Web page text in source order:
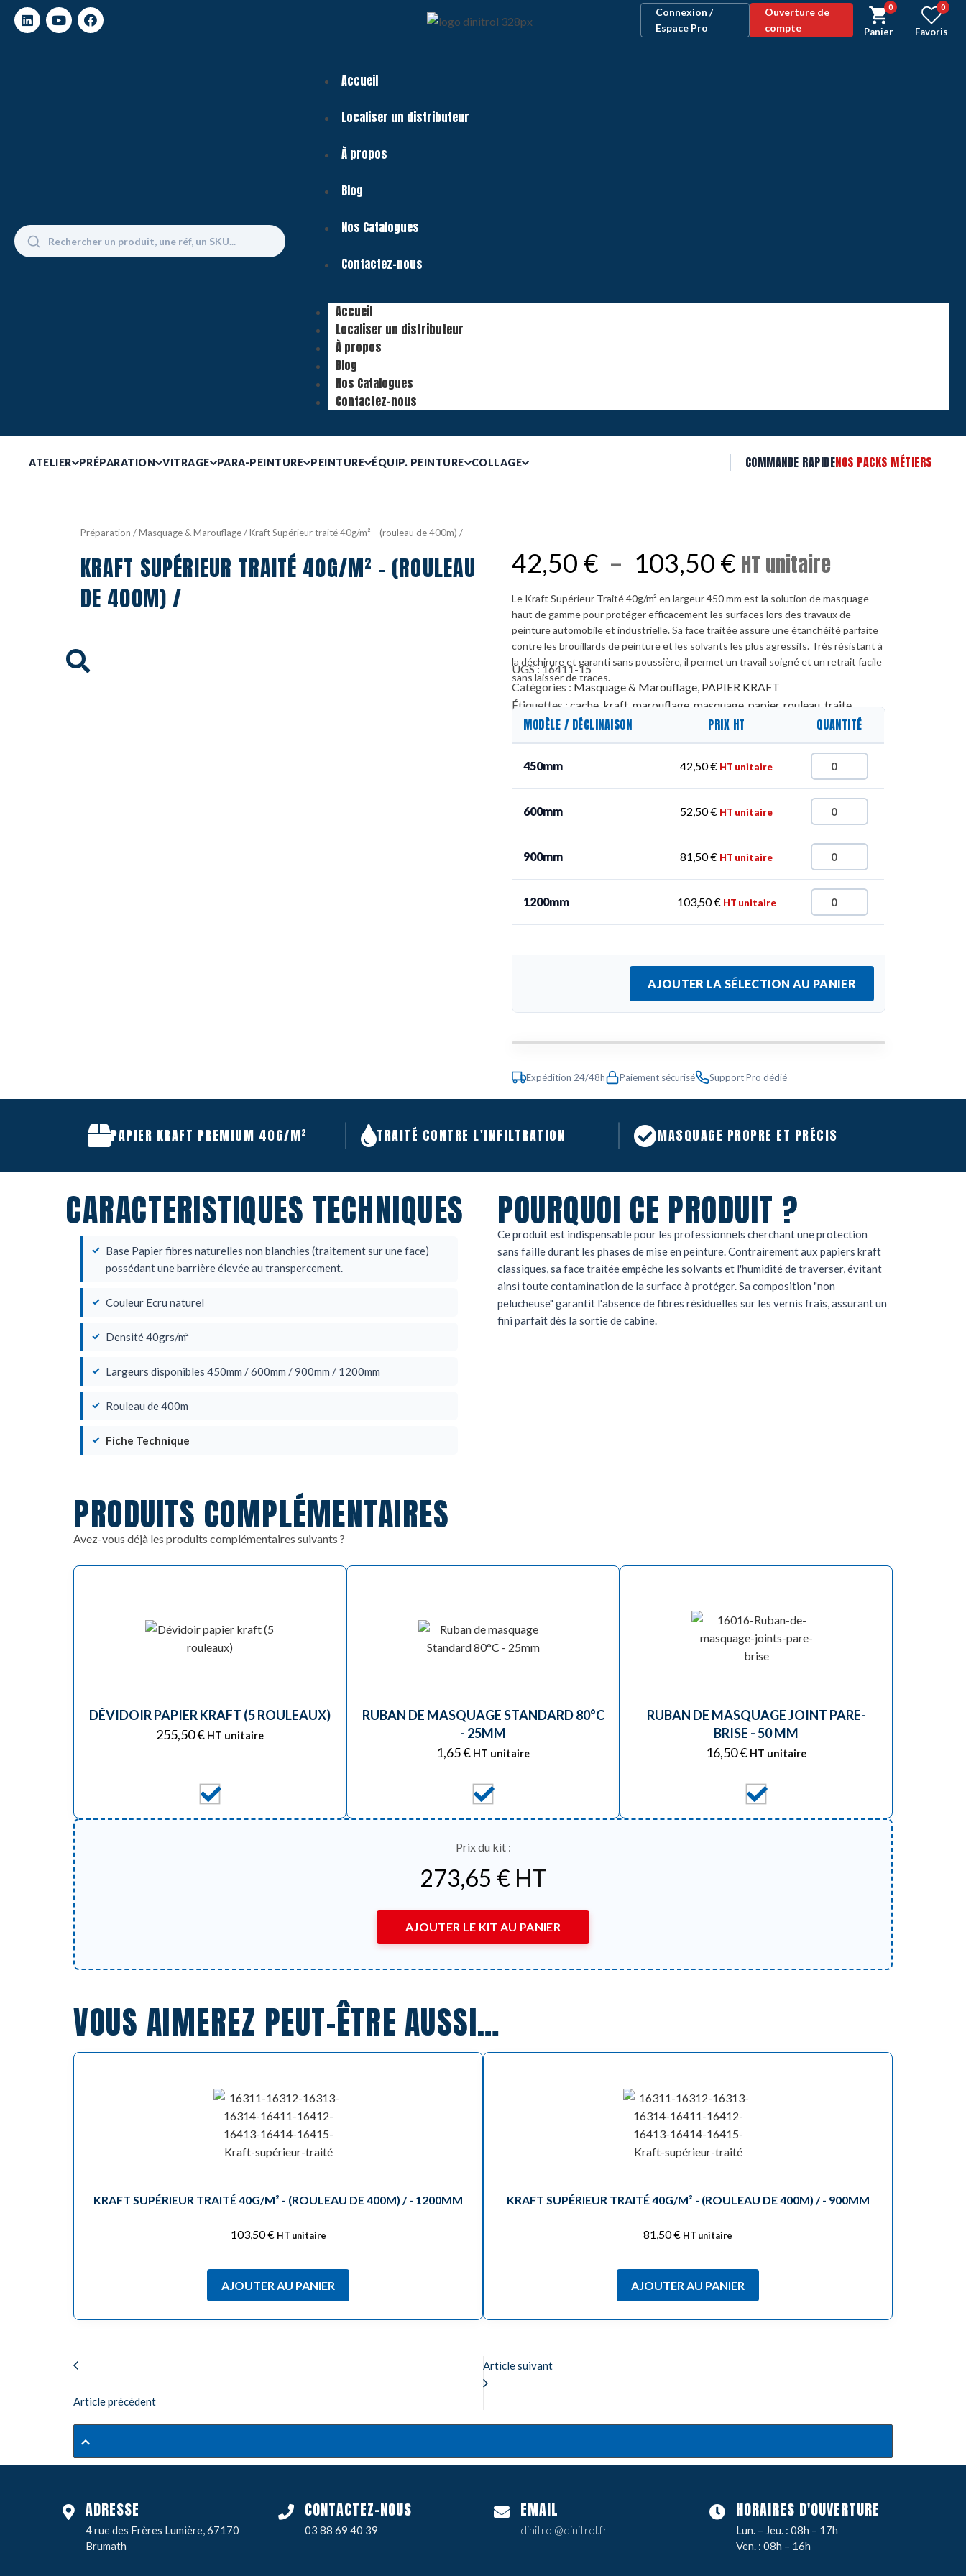
Connexion /
Espace Pro
Ouverture de
compte
0
Panier
0
Favoris
Accueil
Localiser un distributeur
À propos
Blog
Nos Catalogues
Contactez-nous
Accueil
Localiser un distributeur
À propos
Blog
Nos Catalogues
Contactez-nous
ATELIER PRÉPARATION VITRAGE PARA-PEINTURE PEINTURE ÉQUIP. PEINTURE COLLAGE COMMANDE RAPIDENOS PACKS MÉTIERS
Préparation /Masquage & Marouflage/ Kraft Supérieur traité 40g/m² – (rouleau de 400m) /
KRAFT SUPÉRIEUR TRAITÉ 40G/M² - (ROULEAU
DE 400M) /
42,50 € – 103,50 € HT unitaire
Le Kraft Supérieur Traité 40g/m² en largeur 450 mm est la solution de masquage
haut de gamme pour protéger efficacement les surfaces lors des travaux de
peinture automobile et industrielle. Sa face traitée assure une étanchéité parfaite
contre les brouillards de peinture et les solvants les plus agressifs. Très résistant à
la déchirure et garanti sans poussière, il permet un travail soigné et un retrait facile
sans laisser de traces.
UGS :16411-15
Catégories : Masquage & Marouflage, PAPIER KRAFT
Étiquettes :cache,kraft,marouflage,masquage,papier,rouleau,traite
MODÈLE / DÉCLINAISON PRIX HT QUANTITÉ
450mm 42,50€ HT unitaire
600mm 52,50€ HT unitaire
900mm 81,50€ HT unitaire
1200mm 103,50€ HT unitaire
AJOUTER LA SÉLECTION AU PANIER
Expédition 24/48h Paiement sécurisé Support Pro dédié
PAPIER KRAFT PREMIUM 40G/M² TRAITÉ CONTRE L'INFILTRATION MASQUAGE PROPRE ET PRÉCIS
CARACTERISTIQUES TECHNIQUES
Base Papier fibres naturelles non blanchies (traitement sur une face)
possédant une barrière élevée au transpercement.
Couleur Ecru naturel
Densité 40grs/m²
Largeurs disponibles 450mm / 600mm / 900mm / 1200mm
Rouleau de 400m
Fiche Technique
POURQUOI CE PRODUIT ?
Ce produit est indispensable pour les professionnels cherchant une protection
sans faille durant les phases de mise en peinture.Contrairement aux papiers kraft
classiques, sa face traitée empêche les solvants et l'humidité de traverser, évitant
ainsi toute contamination de la surface à protéger.Sa composition "non
pelucheuse" garantit l'absence de fibres résiduelles sur les vernis frais, assurant un
fini parfait dès la sortie de cabine.
PRODUITS COMPLÉMENTAIRES
Avez-vous déjà les produits complémentaires suivants ?
DÉVIDOIR PAPIER KRAFT (5 ROULEAUX)
255,50€ HT unitaire
RUBAN DE MASQUAGE STANDARD 80°C
- 25MM
1,65€ HT unitaire
RUBAN DE MASQUAGE JOINT PARE-
BRISE - 50 MM
16,50€ HT unitaire
Prix du kit :
273,65 €HT
AJOUTER LE KIT AU PANIER
VOUS AIMEREZ PEUT-ÊTRE AUSSI…
KRAFT SUPÉRIEUR TRAITÉ 40G/M² - (ROULEAU DE 400M) / - 1200MM
103,50€ HT unitaire
AJOUTER AU PANIER
KRAFT SUPÉRIEUR TRAITÉ 40G/M² - (ROULEAU DE 400M) / - 900MM
81,50€ HT unitaire
AJOUTER AU PANIER
Article précédent
Article suivant
ADRESSE
4 rue des Frères Lumière, 67170
Brumath
CONTACTEZ-NOUS
03 88 69 40 39
EMAIL
dinitrol@dinitrol.fr
HORAIRES D'OUVERTURE
Lun. – Jeu. : 08h – 17h
Ven. : 08h – 16h